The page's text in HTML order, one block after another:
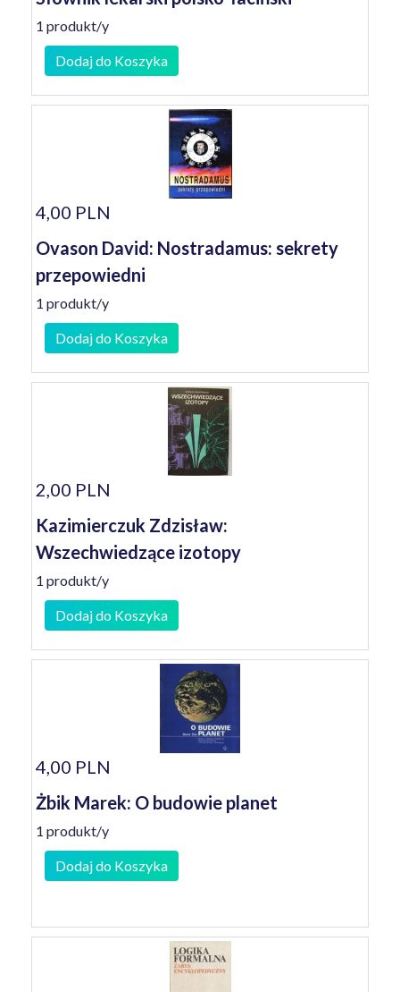
1 produkt/y
Dodaj do Koszyka
4,00 PLN
Ovason David: Nostradamus: sekrety
przepowiedni
1 produkt/y
Dodaj do Koszyka
2,00 PLN
Kazimierczuk Zdzisław:
Wszechwiedzące izotopy
1 produkt/y
Dodaj do Koszyka
4,00 PLN
Żbik Marek: O budowie planet
1 produkt/y
Dodaj do Koszyka